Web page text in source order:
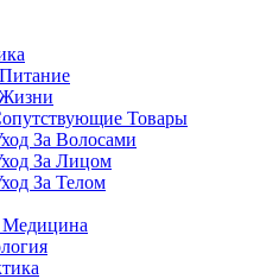
Товары
За Волосами
За Лицом
За Телом
Медицина